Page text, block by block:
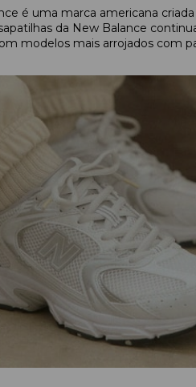
é uma marca americana
da New Balance
modelos mais arrojados com